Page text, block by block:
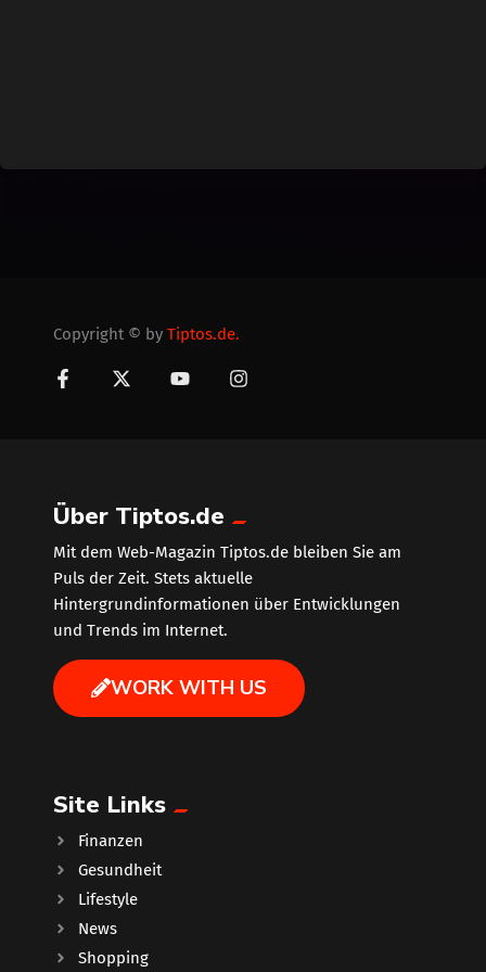
Copyright © by Tiptos.de.
Über Tiptos.de
Mit dem Web-Magazin Tiptos.de bleiben Sie am
Puls der Zeit. Stets aktuelle
Hintergrundinformationen über Entwicklungen
und Trends im Internet.
WORK WITH US
Site Links
Finanzen
Gesundheit
Lifestyle
News
Shopping